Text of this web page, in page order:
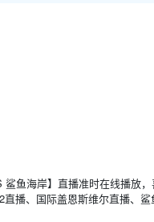
鱼海岸】直播准时在线播放
播、国际盖恩斯维尔直播、